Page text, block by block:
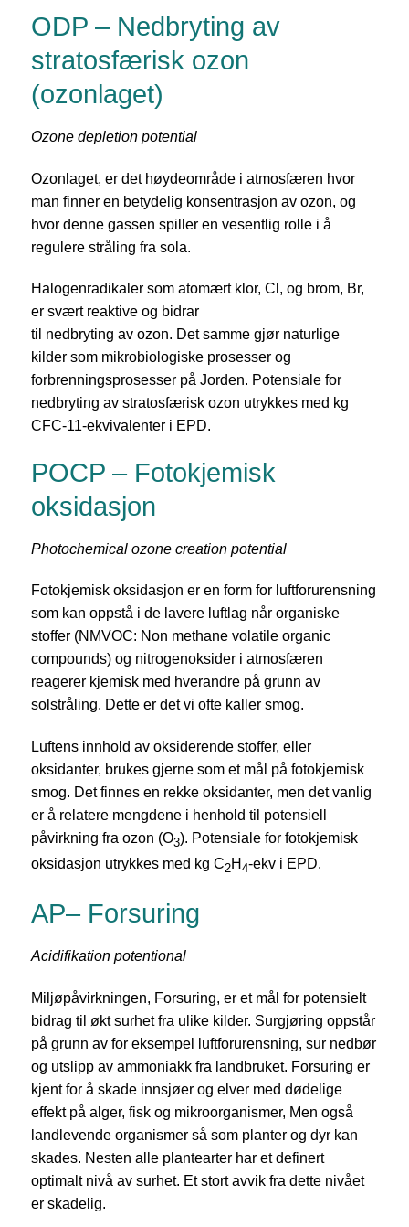
ODP – Nedbryting av
stratosfærisk ozon
(ozonlaget)
Ozone depletion potential
Ozonlaget, er det høydeområde i atmosfæren hvor
man finner en betydelig konsentrasjon av ozon, og
hvor denne gassen spiller en vesentlig rolle i å
regulere stråling fra sola.
Halogenradikaler som atomært klor, Cl, og brom, Br,
er svært reaktive og bidrar
til nedbryting av ozon. Det samme gjør naturlige
kilder som mikrobiologiske prosesser og
forbrenningsprosesser på Jorden. Potensiale for
nedbryting av stratosfærisk ozon utrykkes med kg
CFC-11-ekvivalenter i EPD.
POCP – Fotokjemisk
oksidasjon
Photochemical ozone creation potential
Fotokjemisk oksidasjon er en form for luftforurensning
som kan oppstå i de lavere luftlag når organiske
stoffer (NMVOC: Non methane volatile organic
compounds) og nitrogenoksider i atmosfæren
reagerer kjemisk med hverandre på grunn av
solstråling. Dette er det vi ofte kaller smog.
Luftens innhold av oksiderende stoffer, eller
oksidanter, brukes gjerne som et mål på fotokjemisk
smog. Det finnes en rekke oksidanter, men det vanlig
er å relatere mengdene i henhold til potensiell
påvirkning fra ozon (O3). Potensiale for fotokjemisk
oksidasjon utrykkes med kg C2H 4-ekv i EPD.
AP– Forsuring
Acidifikation potentional
Miljøpåvirkningen, Forsuring, er et mål for potensielt
bidrag til økt surhet fra ulike kilder. Surgjøring oppstår
på grunn av for eksempel luftforurensning, sur nedbør
og utslipp av ammoniakk fra landbruket. Forsuring er
kjent for å skade innsjøer og elver med dødelige
effekt på alger, fisk og mikroorganismer, Men også
landlevende organismer så som planter og dyr kan
skades. Nesten alle plantearter har et definert
optimalt nivå av surhet. Et stort avvik fra dette nivået
er skadelig.